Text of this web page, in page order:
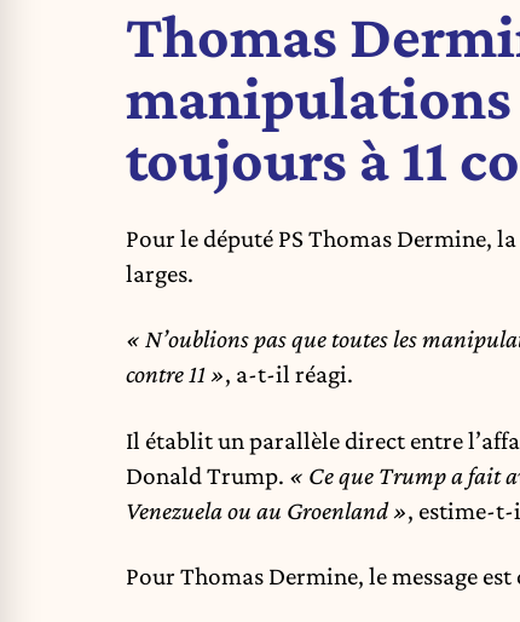
Thomas
manipulations
toujours à 11
Pour le député PS Thomas Dermine,
larges.
« N’oublions pas que toutes les
contre 11 », a-t-il réagi.
Il établit un parallèle direct entre
Donald Trump. « Ce que Trump a fait
Venezuela ou au Groenland », estime-
Pour Thomas Dermine, le message est